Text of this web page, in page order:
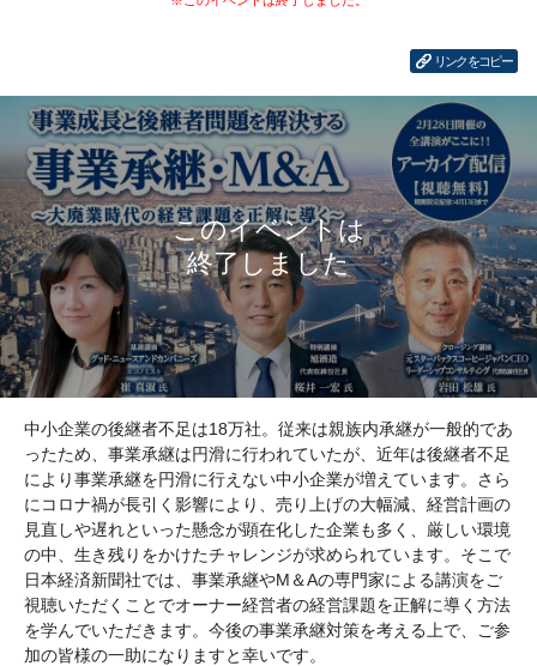
リンクをコピー
中小企業の後継者不足は18万社。従来は親族内承継が一般的であ
ったため、事業承継は円滑に行われていたが、近年は後継者不足
により事業承継を円滑に行えない中小企業が増えています。さら
にコロナ禍が長引く影響により、売り上げの大幅減、経営計画の
見直しや遅れといった懸念が顕在化した企業も多く、厳しい環境
の中、生き残りをかけたチャレンジが求められています。そこで
日本経済新聞社では、事業承継やM＆Aの専門家による講演をご
視聴いただくことでオーナー経営者の経営課題を正解に導く方法
を学んでいただきます。今後の事業承継対策を考える上で、ご参
加の皆様の一助になりますと幸いです。